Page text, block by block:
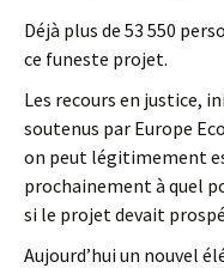
Déjà plus de 53 550
ce funeste projet.
Les recours en justice,
soutenus par Europe
on peut légitimement
prochainement à quel
si le projet devait
Aujourd’hui un nouvel